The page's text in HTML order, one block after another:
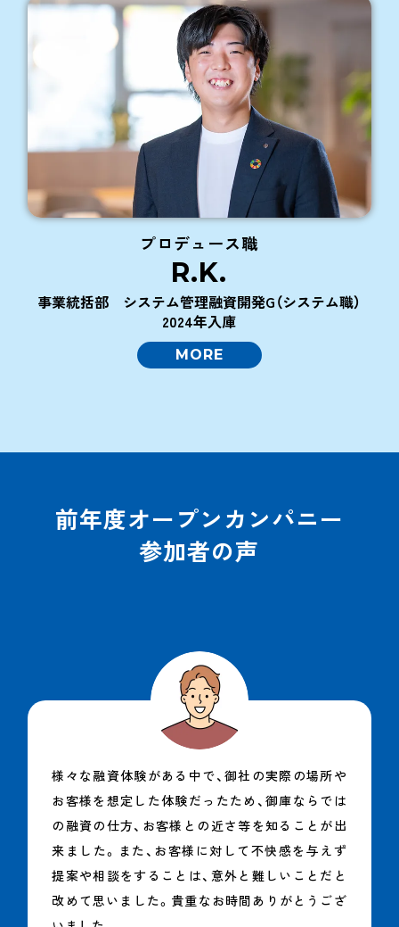
プロデュース職
R.K.
事業統括部 システム管理融資開発G（システム職）
2024年入庫
MORE
前年度オープンカンパニー
参加者の声
様々な融資体験がある中で、御社の実際の場所や
お客様を想定した体験だったため、御庫ならでは
の融資の仕方、お客様との近さ等を知ることが出
来ました。また、お客様に対して不快感を与えず
提案や相談をすることは、意外と難しいことだと
改めて思いました。貴重なお時間ありがとうござ